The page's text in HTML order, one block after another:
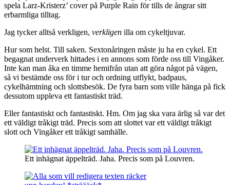
spela Larz-Kristerz’ cover på Purple Rain för tills de ångrar sitt
erbarmliga tilltag.
Jag tycker alltså verkligen, verkligen illa om cykeltjuvar.
Hur som helst. Till saken. Sextonåringen måste ju ha en cykel. Ett
begagnat underverk hittades i en annons som förde oss till Vingåker.
Inte kan man åka en timme hemifrån utan att göra något på vägen,
så vi bestämde oss för i tur och ordning utflykt, badpaus,
cykelhämtning och slottsbesök. De fyra barn som ville hänga på fick
dessutom uppleva ett fantastiskt träd.
Eller fantastiskt och fantastiskt. Hm. Om jag ska vara ärlig så var det
ett väldigt tråkigt träd. Precis som att slottet var ett väldigt tråkigt
slott och Vingåker ett tråkigt samhälle.
Ett inhägnat äppelträd. Jaha. Precis som på Louvren.